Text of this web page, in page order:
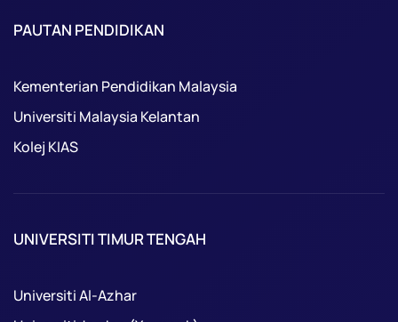
PAUTAN PENDIDIKAN
Kementerian Pendidikan Malaysia
Universiti Malaysia Kelantan
Kolej KIAS
UNIVERSITI TIMUR TENGAH
Universiti Al-Azhar